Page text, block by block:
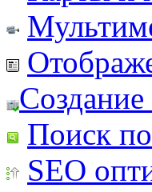
Создание
Поиск
SEO